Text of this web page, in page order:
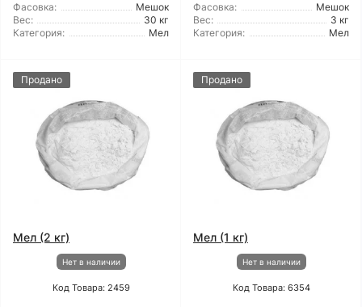
Фасовка:
Мешок
Вес:
30 кг
Категория:
Мел
Фасовка:
Мешок
Вес:
3 кг
Категория:
Мел
Продано
Мел (2 кг)
Нет в наличии
Код Товара: 2459
Продано
Мел (1 кг)
Нет в наличии
Код Товара: 6354